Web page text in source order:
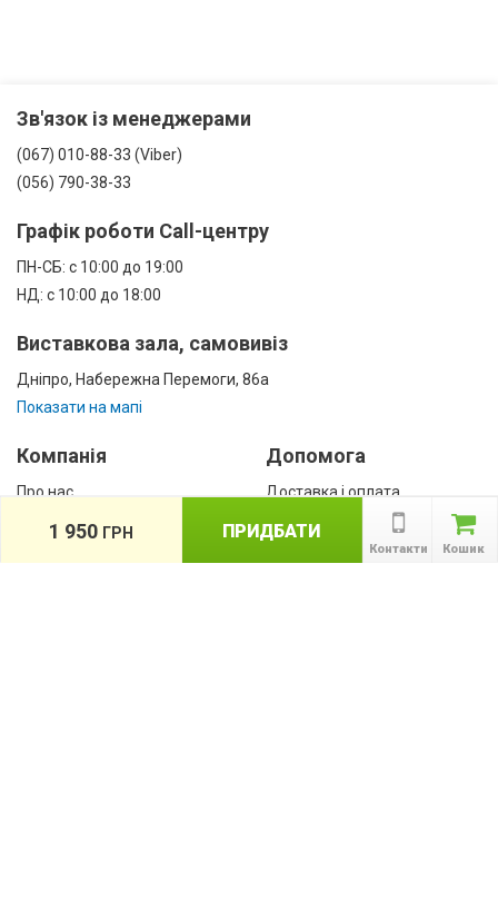
Зв'язок із менеджерами
(067) 010-88-33 (Viber)
(056) 790-38-33
Графік роботи Call-центру
ПН-СБ: с 10:00 до 19:00
НД: с 10:00 до 18:00
Виставкова зала, самовивіз
Дніпро, Набережна Перемоги, 86а
Показати на мапі
Компанія
Про нас
Допомога
Доставка і оплата
Кошик
Контакти
ПРИДБАТИ
1 950 ГРН